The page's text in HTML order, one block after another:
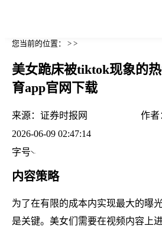
您当前的位置： > >
美女跪床被tiktok现象的
育app官网下载
来源： 证券时报网 作者
2026-06-09 02:47:14
字号
内容策略
为了在有限的成本内实现最大的曝
是关键。美女们需要在视频内容上